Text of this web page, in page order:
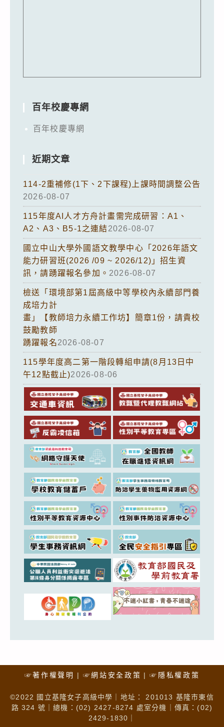
百年校慶專網
百年校慶專網
近期文章
114-2重補修(1下、2下課程)上課時間調整公告
2026-08-07
115年度AI人才方舟計畫需完成研習：A1、
A2、A3、B5-1之連結2026-08-07
國立中山大學外國語文教學中心「2026年語文
能力研習班(2026 /09 ~ 2026/12)」招生資
訊，請踴躍報名參加。 2026-08-07
檢送「環境部第1屆高級中等學校內永續部門養
成培力計
畫」【教師培力永續工作坊】簡章1份，請貴校
鼓勵教師
踴躍報名2026-08-07
115學年度高二第一階段轉組申請(8月13日中
午12點截止)2026-08-06
☞著作權聲明 ☞網站安全政策 ☞隱私權政策
©2022 國立基隆女子高級中學｜地址： 201013 基隆市東信
路 324 號｜總機：(02) 2427-8274 處室分機｜傳真：(02)
2429-1830｜